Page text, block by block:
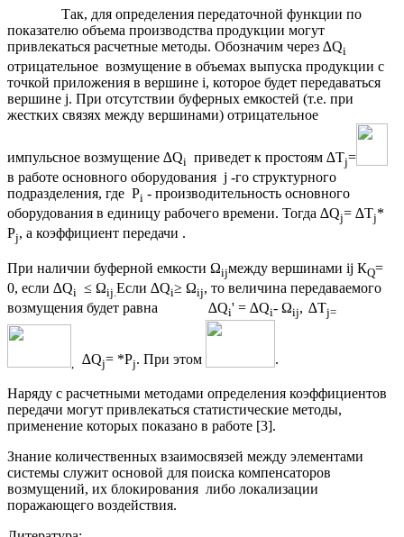
Так, для определения передаточной функции по
показателю объема производства продукции могут
привлекаться расчетные методы. Обозначим через ∆Qi
отрицательное возмущение в объемах выпуска продукции с
точкой приложения в вершине i, которое будет передаваться
вершине j. При отсутствии буферных емкостей (т.е. при
жестких связях между вершинами) отрицательное
импульсное возмущение ∆Qi приведет к простоям ∆Tj=
в работе основного оборудования j -го структурного
подразделения, где Pi - производительность основного
оборудования в единицу рабочего времени. Тогда ∆Qj= ∆Tj*
Pj, а коэффициент передачи .
При наличии буферной емкости Ωijмежду вершинами ij КQ=
0, если ∆Qi ≤ Ωij Если ∆Qi≥ Ωij, то величина передаваемого
возмущения будет равна ∆Qi' = ∆Qi- Ωij, ∆Tj=
, ∆Qj= *Pj. При этом .
Наряду с расчетными методами определения коэффициентов
передачи могут привлекаться статистические методы,
применение которых показано в работе [3].
Знание количественных взаимосвязей между элементами
системы служит основой для поиска компенсаторов
возмущений, их блокирования либо локализации
поражающего воздействия.